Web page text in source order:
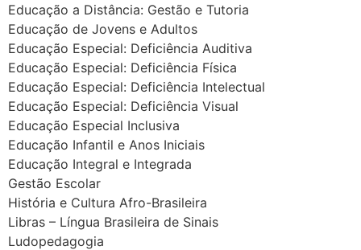
Educação a Distância: Gestão e Tutoria
Educação de Jovens e Adultos
Educação Especial: Deficiência Auditiva
Educação Especial: Deficiência Física
Educação Especial: Deficiência Intelectual
Educação Especial: Deficiência Visual
Educação Especial Inclusiva
Educação Infantil e Anos Iniciais
Educação Integral e Integrada
Gestão Escolar
História e Cultura Afro-Brasileira
Libras – Língua Brasileira de Sinais
Ludopedagogia